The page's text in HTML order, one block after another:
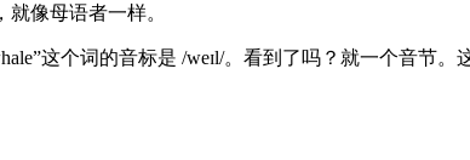
像母语者一样。
这个词的音标是 /weɪl/。看到了吗？就一个音节